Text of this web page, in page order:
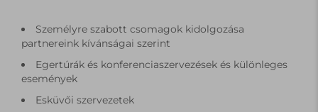
Személyre szabott csomagok kidolgozása
partnereink kívánságai szerint
Egertúrák és konferenciaszervezések és különleges
események
Esküvői szervezetek